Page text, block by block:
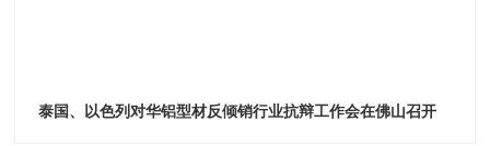
泰国、以色列对华铝型材反倾销行业抗辩工作会在佛山召开